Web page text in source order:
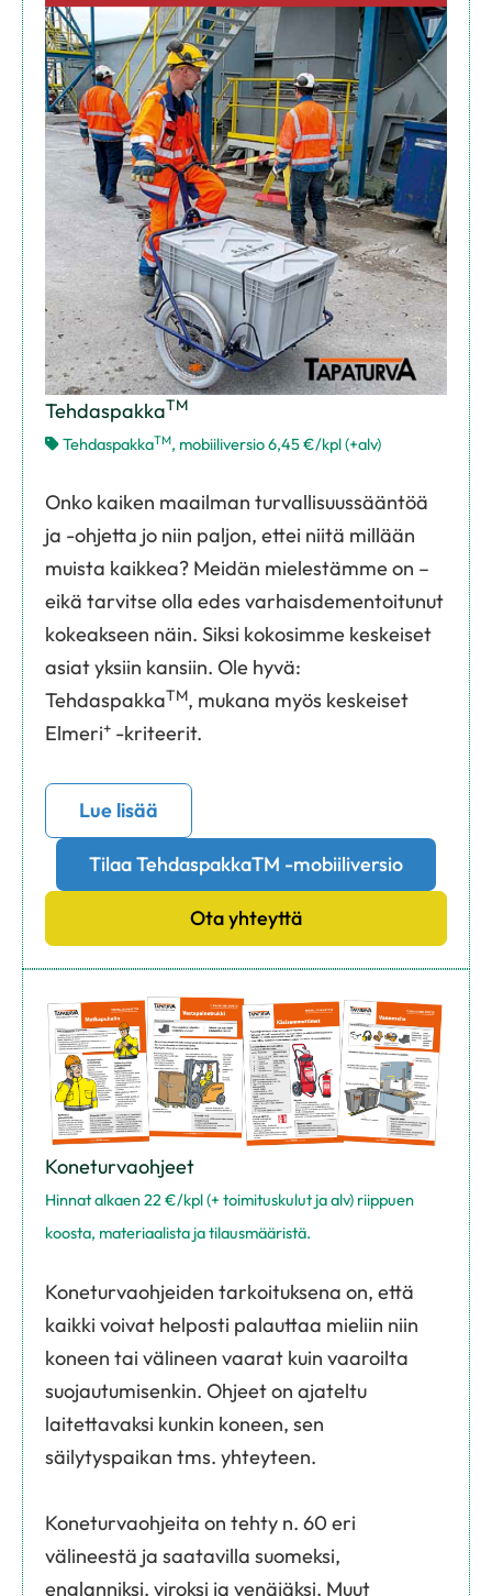
TehdaspakkaTM
TehdaspakkaTM, mobiiliversio 6,45 €/kpl (+alv)
Onko kaiken maailman turvallisuussääntöä
ja -ohjetta jo niin paljon, ettei niitä millään
muista kaikkea? Meidän mielestämme on –
eikä tarvitse olla edes varhaisdementoitunut
kokeakseen näin. Siksi kokosimme keskeiset
asiat yksiin kansiin. Ole hyvä:
TehdaspakkaTM, mukana myös keskeiset
Elmeri+ -kriteerit.
Lue lisää
Tilaa TehdaspakkaTM -mobiiliversio
Ota yhteyttä
Koneturvaohjeet
Hinnat alkaen 22 €/kpl (+ toimituskulut ja alv) riippuen
koosta, materiaalista ja tilausmääristä.
Koneturvaohjeiden tarkoituksena on, että
kaikki voivat helposti palauttaa mieliin niin
koneen tai välineen vaarat kuin vaaroilta
suojautumisenkin. Ohjeet on ajateltu
laitettavaksi kunkin koneen, sen
säilytyspaikan tms. yhteyteen.
Koneturvaohjeita on tehty n. 60 eri
välineestä ja saatavilla suomeksi,
englanniksi, viroksi ja venäjäksi. Muut